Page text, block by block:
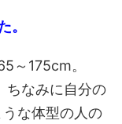
。
～175cm。
ちなみに自分の
な体型の人の